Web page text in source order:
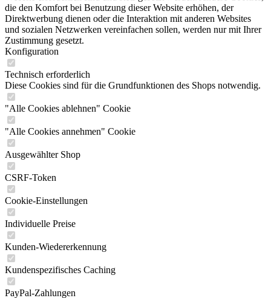
die den Komfort bei Benutzung dieser Website erhöhen, der
Direktwerbung dienen oder die Interaktion mit anderen Websites
und sozialen Netzwerken vereinfachen sollen, werden nur mit Ihrer
Zustimmung gesetzt.
Konfiguration
Technisch erforderlich
Diese Cookies sind für die Grundfunktionen des Shops notwendig.
"Alle Cookies ablehnen" Cookie
"Alle Cookies annehmen" Cookie
Ausgewählter Shop
CSRF-Token
Cookie-Einstellungen
Individuelle Preise
Kunden-Wiedererkennung
Kundenspezifisches Caching
PayPal-Zahlungen